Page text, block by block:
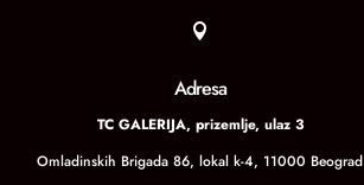

Adresa
TC GALERIJA, prizemlje, ulaz 3
Omladinskih Brigada 86, lokal k-4, 11000 Beograd